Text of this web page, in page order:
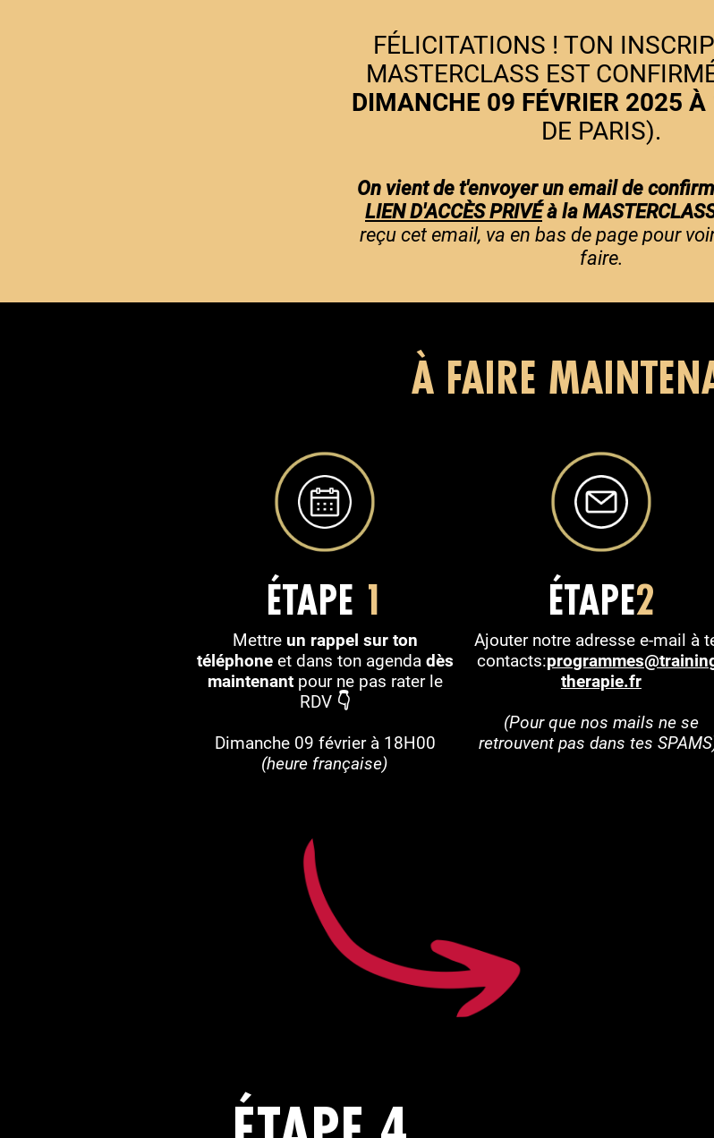
FÉLICITATIONS ! TON
MASTERCLASS EST
DIMANCHE 09 FÉVRIER 2025 À
DE PARIS).
On vient de t'envoyer un email de
LIEN D'ACCÈS PRIVÉà la
reçu cet email, va en bas de page pour
faire.
À FAIRE
ÉTAPE 1
Mettreun rappel sur ton
téléphone et dans ton agendadès
maintenant pour ne pas rater le
RDV 👇
Dimanche 09 février à 18H00
(heure française)
ÉTAPE2
Ajouter notre adresse e-mail à
contacts:
therapie.fr
(Pour que nos mails ne se
retrouvent pas dans tes